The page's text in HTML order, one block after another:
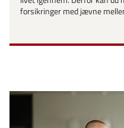
forsikringer med jævne